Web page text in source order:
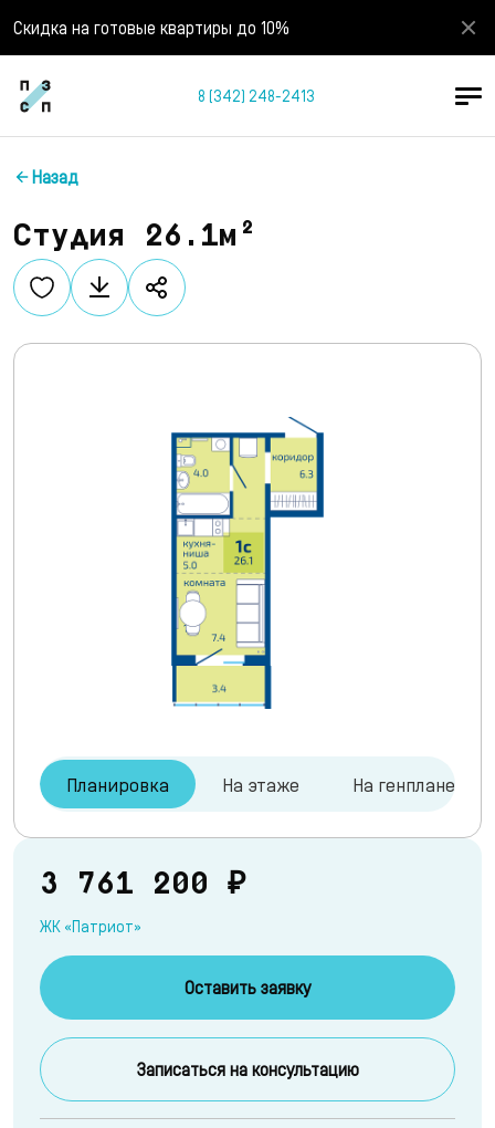
Скидка на готовые квартиры до 10%
8 (342) 248-2413
Назад
Студия 26.1м²
Планировка На этаже На генплане
3 761 200 ₽
ЖК «Патриот»
Оставить заявку
Записаться на консультацию